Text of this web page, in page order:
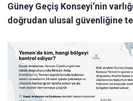
Güney Geçiş Konseyi’nin
doğrudan ulusal güvenliğine